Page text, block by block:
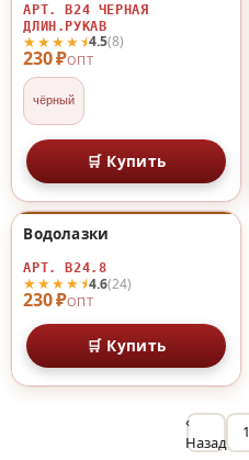
230 ₽ОПТ
★★★★⯨4.5(8)
АРТ. В24 ЧЕРНАЯ
ДЛИН.РУКАВ
чёрный
🛒 Купить
230 ₽ОПТ
★★★★⯨4.6(24)
Водолазки
АРТ. В24.8
🛒 Купить
‹
Назад
1